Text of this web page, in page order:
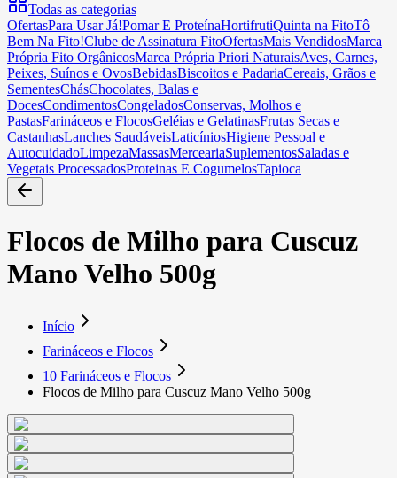
Todas as categorias
OfertasPara Usar Já!Pomar E ProteínaHortifrutiQuinta na FitoTô
Bem Na Fito!Clube de Assinatura FitoOfertasMais VendidosMarca
Própria Fito OrgânicosMarca Própria Priori NaturaisAves, Carnes,
Peixes, Suínos e OvosBebidasBiscoitos e PadariaCereais, Grãos e
SementesChásChocolates, Balas e
DocesCondimentosCongeladosConservas, Molhos e
PastasFarináceos e FlocosGeléias e GelatinasFrutas Secas e
CastanhasLanches SaudáveisLaticíniosHigiene Pessoal e
AutocuidadoLimpezaMassasMerceariaSuplementosSaladas e
Vegetais ProcessadosProteinas E CogumelosTapioca
Flocos de Milho para Cuscuz
Mano Velho 500g
Início
Farináceos e Flocos
10 Farináceos e Flocos
Flocos de Milho para Cuscuz Mano Velho 500g